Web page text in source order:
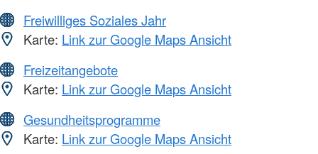
Freiwilliges Soziales Jahr
Karte: Link zur Google Maps Ansicht
Freizeitangebote
Karte: Link zur Google Maps Ansicht
Gesundheitsprogramme
Karte: Link zur Google Maps Ansicht